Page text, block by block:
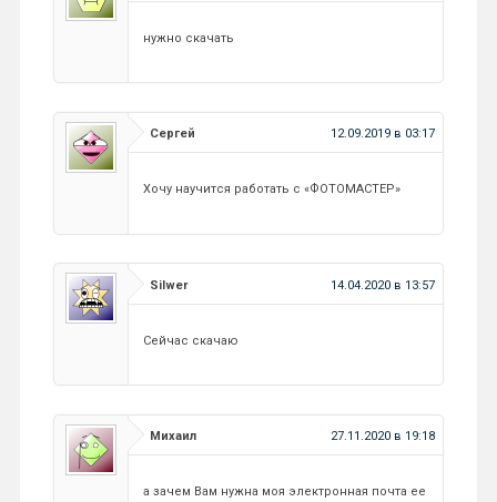
нужно скачать
Сергей 12.09.2019 в 03:17
Хочу научится работать с «ФОТОМАСТЕР»
Silwer 14.04.2020 в 13:57
Сейчас скачаю
Михаил 27.11.2020 в 19:18
а зачем Вам нужна моя электронная почта ее